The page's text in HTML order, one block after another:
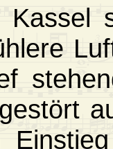
Kassel